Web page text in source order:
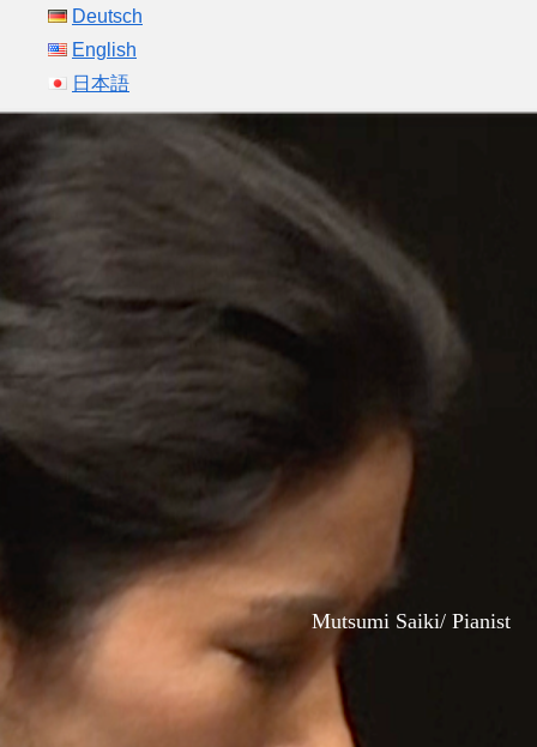
Deutsch
English
日本語
Mutsumi Saiki/ Pianist